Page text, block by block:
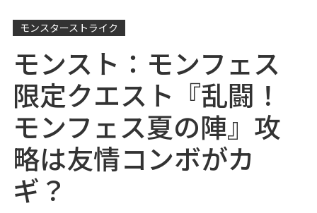
モンスターストライク
モンスト：モンフェス
限定クエスト『乱闘！
モンフェス夏の陣』攻
略は友情コンボがカ
ギ？